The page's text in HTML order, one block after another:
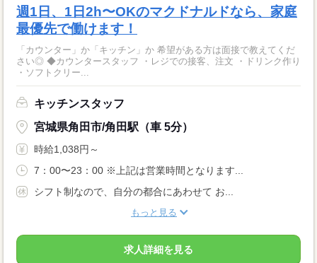
週1日、1日2h〜OKのマクドナルドなら、家庭
最優先で働けます！
「カウンター」か「キッチン」か 希望がある方は面接で教えてくだ
さい◎ ◆カウンタースタッフ ・レジでの接客、注文 ・ドリンク作り
・ソフトクリー...
キッチンスタッフ
宮城県角田市/角田駅（車 5分）
時給1,038円～
7：00〜23：00 ※上記は営業時間となります...
シフト制なので、自分の都合にあわせて お...
もっと見る
求人詳細を見る